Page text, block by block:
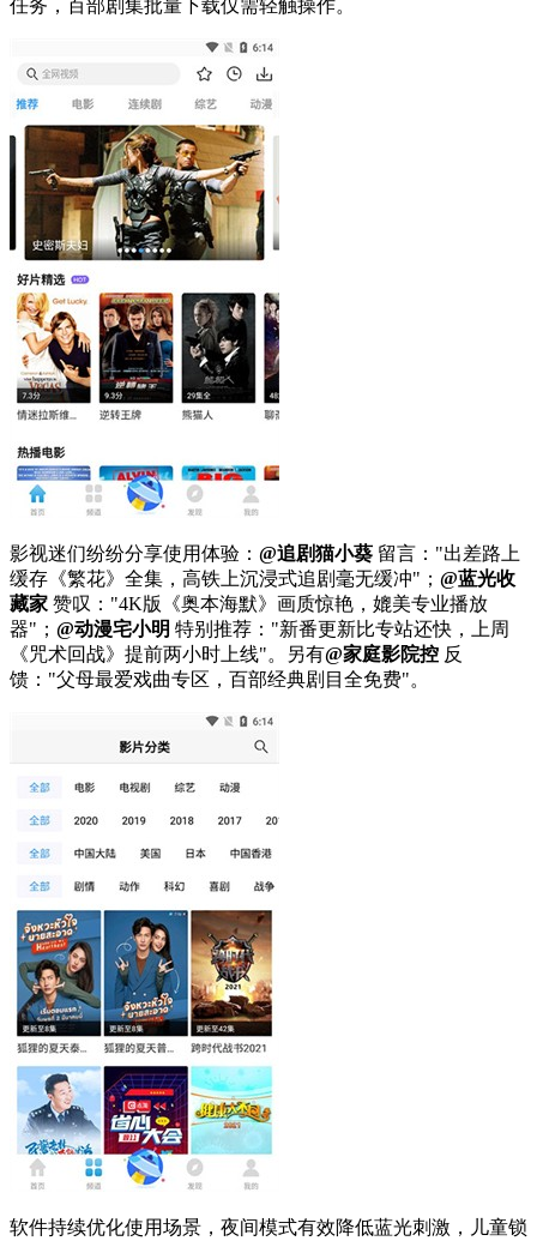
任务，百部剧集批量下载仅需轻触操作。
影视迷们纷纷分享使用体验： @追剧猫小葵 留言："出差路上
缓存《繁花》全集，高铁上沉浸式追剧毫无缓冲"； @蓝光收
藏家 赞叹："4K版《奥本海默》画质惊艳，媲美专业播放
器"； @动漫宅小明 特别推荐："新番更新比专站还快，上周
《咒术回战》提前两小时上线"。另有@家庭影院控 反
馈："父母最爱戏曲专区，百部经典剧目全免费"。
软件持续优化使用场景，夜间模式有效降低蓝光刺激，儿童锁